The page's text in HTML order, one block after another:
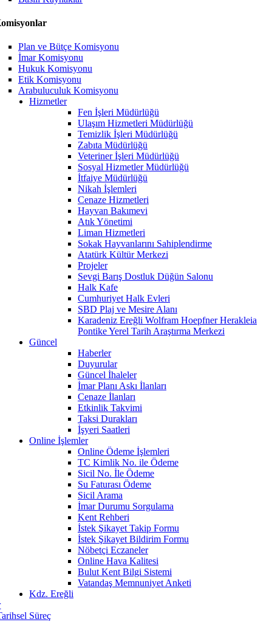
Plan ve Bütçe Komisyonu
İmar Komisyonu
Hukuk Komisyonu
Etik Komisyonu
Arabuluculuk Komisyonu
Hizmetler
Fen İşleri Müdürlüğü
Ulaşım Hizmetleri Müdürlüğü
Temizlik İşleri Müdürlüğü
Zabıta Müdürlüğü
Veteriner İşleri Müdürlüğü
Sosyal Hizmetler Müdürlüğü
İtfaiye Müdürlüğü
Nikah İşlemleri
Cenaze Hizmetleri
Hayvan Bakımevi
Atık Yönetimi
Liman Hizmetleri
Sokak Hayvanlarını Sahiplendirme
Atatürk Kültür Merkezi
Projeler
Sevgi Barış Dostluk Düğün Salonu
Halk Kafe
Cumhuriyet Halk Evleri
SBD Plaj ve Mesire Alanı
Karadeniz Ereğli Wolfram Hoepfner Herakleia
Pontike Yerel Tarih Araştırma Merkezi
Güncel
Haberler
Duyurular
Güncel İhaleler
İmar Planı Askı İlanları
Cenaze İlanları
Etkinlik Takvimi
Taksi Durakları
İşyeri Saatleri
Online İşlemler
Online Ödeme İşlemleri
TC Kimlik No. ile Ödeme
Sicil No. İle Ödeme
Su Faturası Ödeme
Sicil Arama
İmar Durumu Sorgulama
Kent Rehberi
İstek Şikayet Takip Formu
İstek Şikayet Bildirim Formu
Nöbetçi Eczaneler
Online Hava Kalitesi
Bulut Kent Bilgi Sistemi
Vatandaş Memnuniyet Anketi
Kdz. Ereğli
Süreç